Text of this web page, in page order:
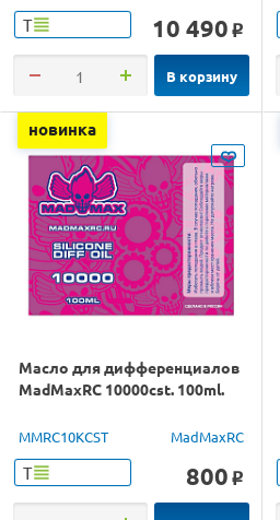
Т 10 490 o
В корзину
новинка
Масло для дифференциалов
MadMaxRC 10000cst. 100ml.
MMRC10KCST MadMaxRC
Т 800 o